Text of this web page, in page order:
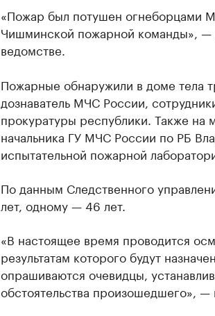
«Пожар был потушен огнеборцами
Чишминской пожарной команды», —
ведомстве.
Пожарные обнаружили в доме тела
дознаватель МЧС России,
прокуратуры республики. Также на
начальника ГУ МЧС России по РБ
испытательной пожарной
По данным Следственного
лет, одному — 46 лет.
«В настоящее время проводится
результатам которого будут
опрашиваются очевидцы,
обстоятельства произошедшего»,